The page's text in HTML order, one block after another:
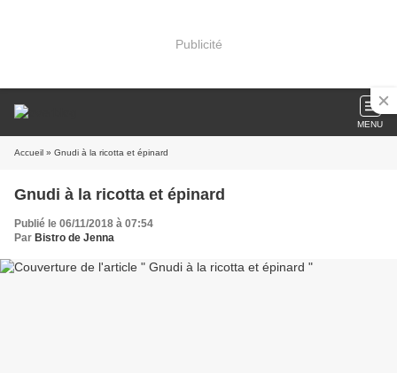
Publicité
MENU
Accueil » Gnudi à la ricotta et épinard
Gnudi à la ricotta et épinard
Publié le 06/11/2018 à 07:54
Par Bistro de Jenna